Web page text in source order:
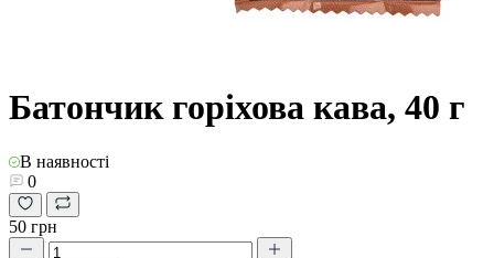
Батончик горіхова кава, 40 г
В наявності
0
50 грн